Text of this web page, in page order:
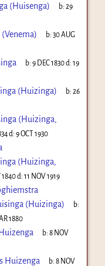
(Huisenga) b:29
b:30 AUG
b:9 DEC 1830d:19
(Huizinga) b:26
(Huizinga,
d:9 OCT 1930
(Huizinga,
1840d:11 NOV 1919
(Huizinga)
b:
1880
b:8 NOV
Huizenga b:8 NOV